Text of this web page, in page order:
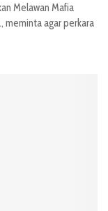
Melawan Mafia
meminta agar perkara